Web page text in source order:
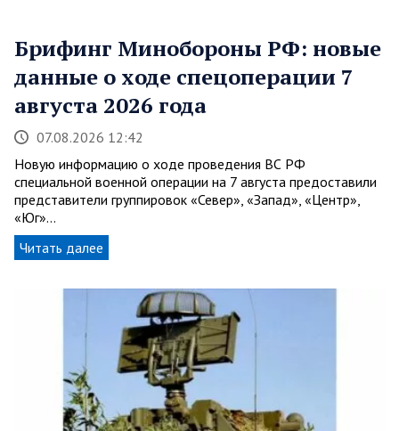
Брифинг Минобороны РФ: новые
данные о ходе спецоперации 7
августа 2026 года
07.08.2026 12:42
Новую информацию о ходе проведения ВС РФ
специальной военной операции на 7 августа предоставили
представители группировок «Север», «Запад», «Центр»,
«Юг»…
Читать далее